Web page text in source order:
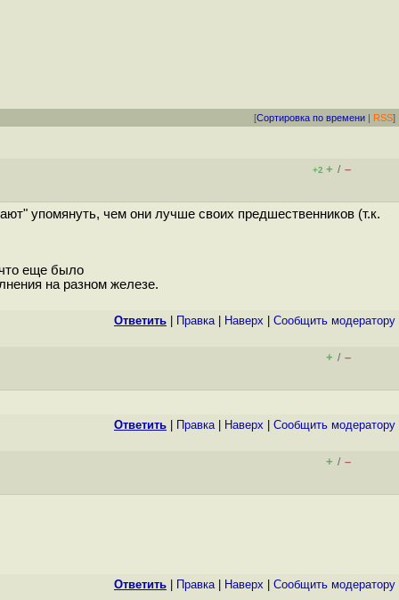
[Сортировка по времени | RSS]
+2 + / –
упомянуть, чем они лучше своих предшественников (т.к.
еще было
на разном железе.
Ответить Правка| Наверх Cообщить модератору
+ / –
Ответить Правка| Наверх Cообщить модератору
+ / –
Ответить Правка| Наверх Cообщить модератору